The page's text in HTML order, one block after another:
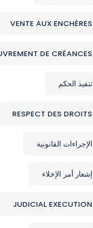
VENTE AUX ENCHÈRES
DE CRÉANCES
تنفيذ الحكم
RESPECT DES DROITS
الإجراءات القانونية
إشعار أمر الإخلاء
JUDICIAL EXECUTION